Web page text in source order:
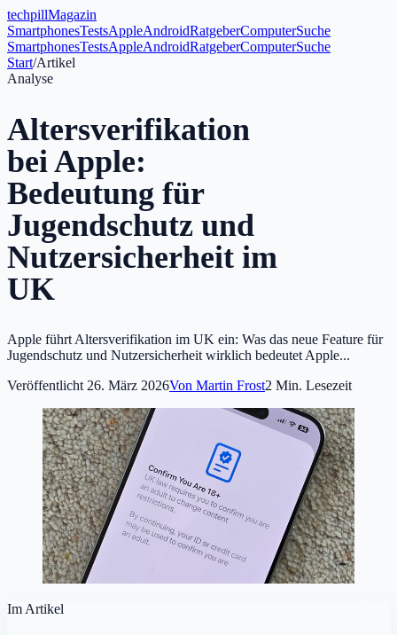
techpillMagazin
SmartphonesTestsAppleAndroidRatgeberComputerSuche
SmartphonesTestsAppleAndroidRatgeberComputerSuche
Start/Artikel
Analyse
Altersverifikation
bei Apple:
Bedeutung für
Jugendschutz und
Nutzersicherheit im
UK
Apple führt Altersverifikation im UK ein: Was das neue Feature für
Jugendschutz und Nutzersicherheit wirklich bedeutet Apple...
Veröffentlicht 26. März 2026Von Martin Frost2 Min. Lesezeit
Im Artikel